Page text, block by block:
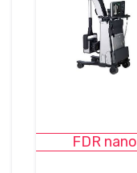
FDR nano